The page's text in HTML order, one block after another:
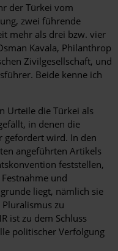
der Türkei vom
zwei führende
mehr als drei bzw. vier
Kavala, Philanthrop
Zivilgesellschaft, und
Beide kenne ich
Urteile die Türkei als
in denen die
gefordert wird. In den
angeführten Artikels
feststellen,
und
liegt, nämlich sie
zu
ist zu dem Schluss
politischer Verfolgung